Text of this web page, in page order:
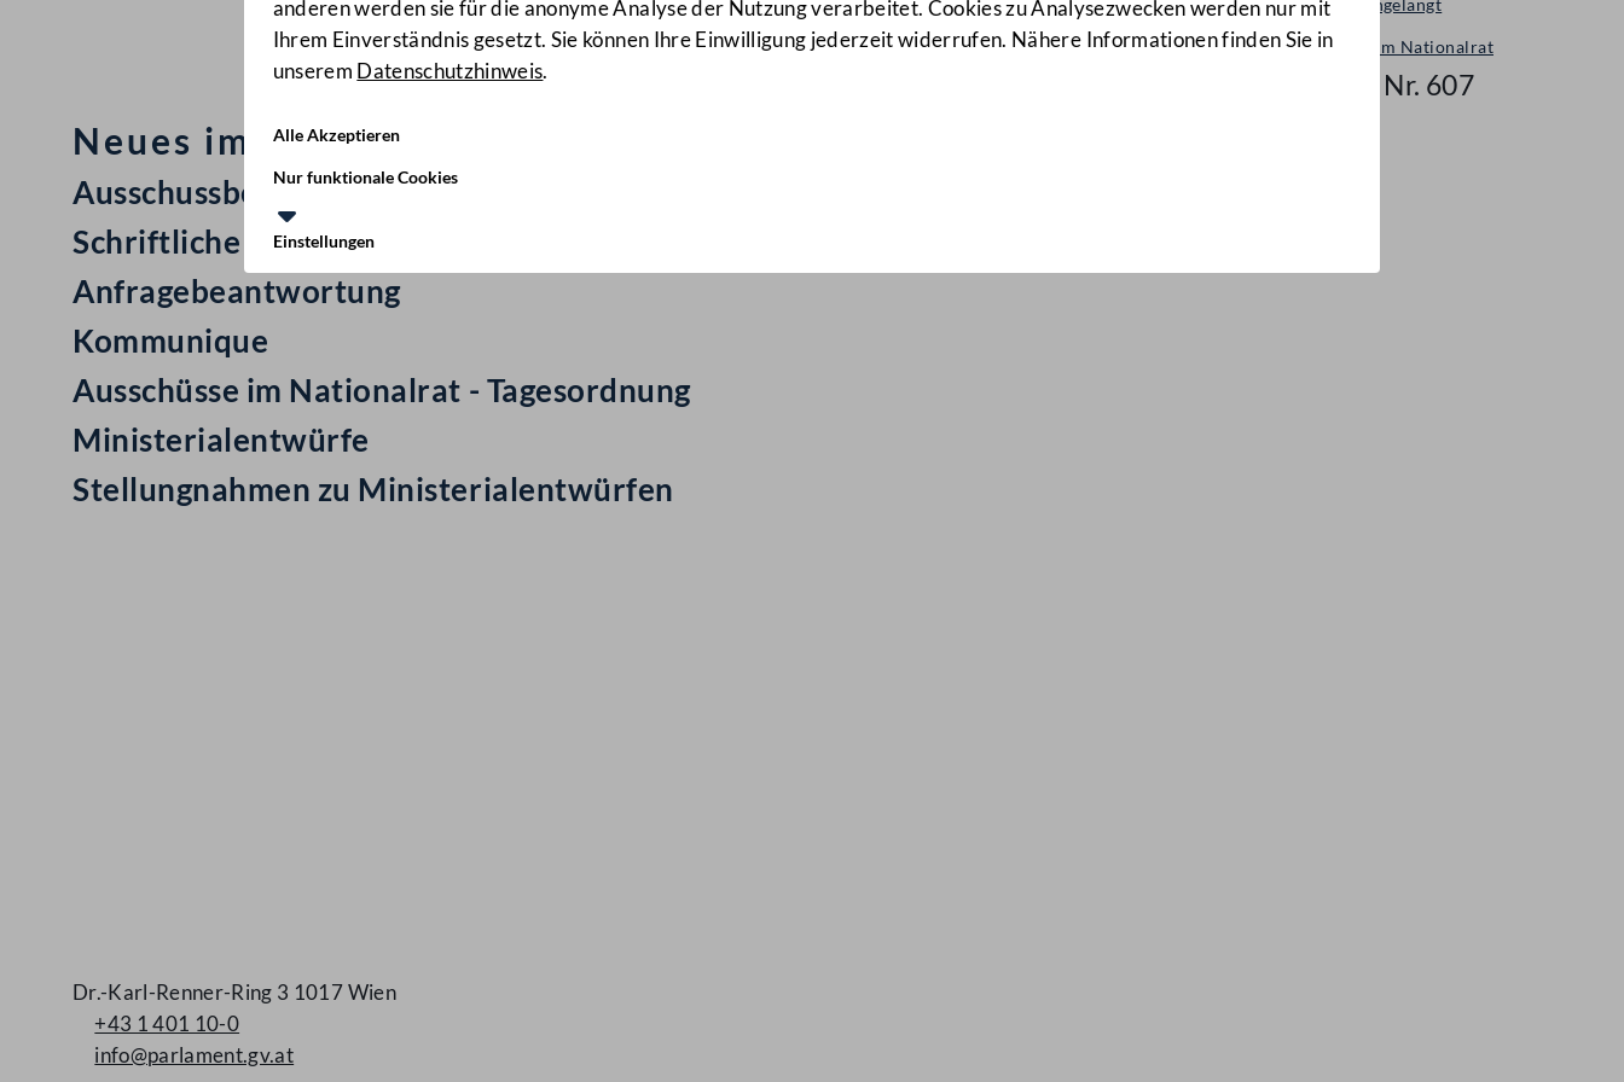
anderen werden sie für die anonyme Analyse der Nutzung verarbeitet. Cookies zu Analysezwecken werden nur mit
Ihrem Einverständnis gesetzt. Sie können Ihre Einwilligung jederzeit widerrufen. Nähere Informationen finden Sie in
unserem Datenschutzhinweis.
Alle Akzeptieren
Nur funktionale Cookies
Einstellungen
Neu eingelangt
Neues im Nationalrat
Mail Nr. 607
Neues im Nationalrat: Mail Nr: 607
Ausschussbericht
Schriftliche Anfrage
Anfragebeantwortung
Kommunique
Ausschüsse im Nationalrat - Tagesordnung
Ministerialentwürfe
Stellungnahmen zu Ministerialentwürfen
Dr.-Karl-Renner-Ring 3 1017 Wien
+43 1 401 10-0
info@parlament.gv.at